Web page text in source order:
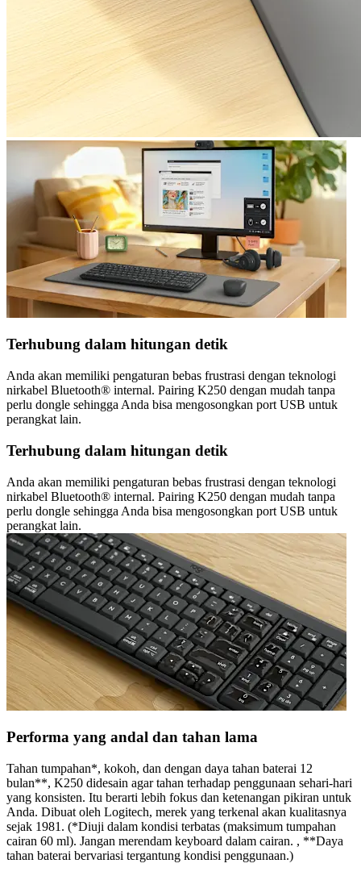
Terhubung dalam hitungan detik
Anda akan memiliki pengaturan bebas frustrasi dengan teknologi
nirkabel Bluetooth® internal. Pairing K250 dengan mudah tanpa
perlu dongle sehingga Anda bisa mengosongkan port USB untuk
perangkat lain.
Terhubung dalam hitungan detik
Anda akan memiliki pengaturan bebas frustrasi dengan teknologi
nirkabel Bluetooth® internal. Pairing K250 dengan mudah tanpa
perlu dongle sehingga Anda bisa mengosongkan port USB untuk
perangkat lain.
Performa yang andal dan tahan lama
Tahan tumpahan*, kokoh, dan dengan daya tahan baterai 12
bulan**, K250 didesain agar tahan terhadap penggunaan sehari-hari
yang konsisten. Itu berarti lebih fokus dan ketenangan pikiran untuk
Anda. Dibuat oleh Logitech, merek yang terkenal akan kualitasnya
sejak 1981. (*Diuji dalam kondisi terbatas (maksimum tumpahan
cairan 60 ml). Jangan merendam keyboard dalam cairan. , **Daya
tahan baterai bervariasi tergantung kondisi penggunaan.)